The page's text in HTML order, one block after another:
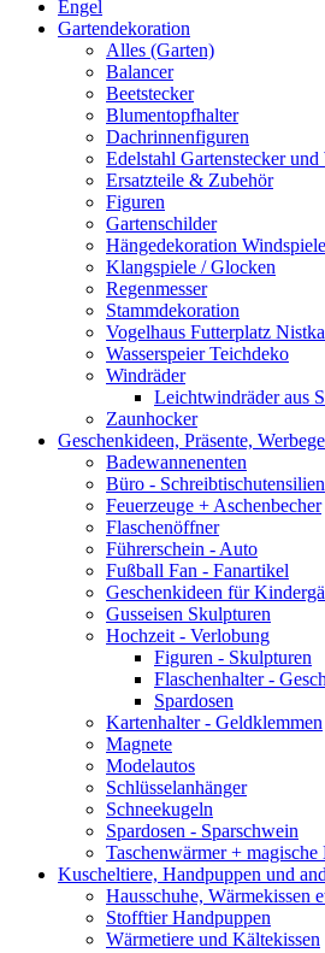
Engel
Gartendekoration
Alles (Garten)
Balancer
Beetstecker
Blumentopfhalter
Dachrinnenfiguren
Edelstahl Gartenstecker
Ersatzteile & Zubehör
Figuren
Gartenschilder
Hängedekoration Windspiele
Klangspiele / Glocken
Regenmesser
Stammdekoration
Vogelhaus Futterplatz
Wasserspeier Teichdeko
Windräder
Leichtwindräder aus
Zaunhocker
Geschenkideen, Präsente,
Badewannenenten
Büro - Schreibtischutensilien
Feuerzeuge + Aschenbecher
Flaschenöffner
Führerschein - Auto
Fußball Fan - Fanartikel
Geschenkideen für
Gusseisen Skulpturen
Hochzeit - Verlobung
Figuren - Skulpturen
Flaschenhalter -
Spardosen
Kartenhalter - Geldklemmen
Magnete
Modelautos
Schlüsselanhänger
Schneekugeln
Spardosen - Sparschwein
Taschenwärmer + magische
Kuscheltiere, Handpuppen und
Hausschuhe, Wärmekissen
Stofftier Handpuppen
Wärmetiere und Kältekissen